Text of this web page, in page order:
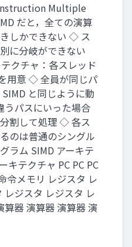
Multiple
だと，全ての演算
しかできない ◇ ス
に分岐ができない
クチャ：各スレッド
用意 ◇ 全員が同じパ
と同じように動
パスにいった場合
割して処理 ◇ 各ス
のは普通のシングル
ラム SIMD アーキテ
キテクチャ PC PC PC
令メモリ レジスタ レ
レジスタ レジスタ レ
算器 演算器 演算器 演